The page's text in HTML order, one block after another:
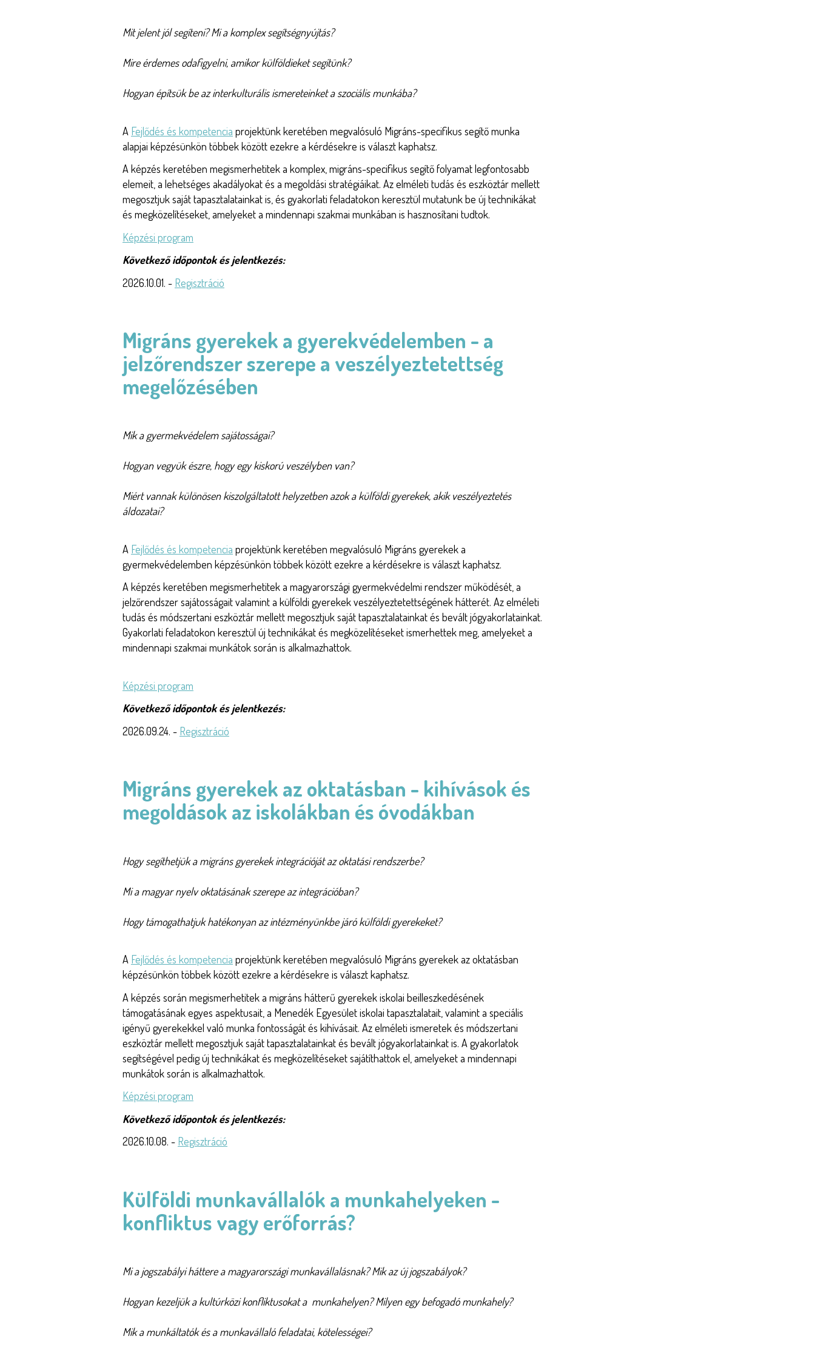
Mit jelent jól segíteni? Mi a komplex segítségnyújtás?
Mire érdemes odafigyelni, amikor külföldieket segítünk?
Hogyan építsük be az interkulturális ismereteinket a szociális munkába?
A Fejlődés és kompetencia projektünk keretében megvalósuló Migráns-specifikus segítő munka
alapjai képzésünkön többek között ezekre a kérdésekre is választ kaphatsz.
A képzés keretében megismerhetitek a komplex, migráns-specifikus segítő folyamat legfontosabb
elemeit, a lehetséges akadályokat és a megoldási stratégiáikat. Az elméleti tudás és eszköztár mellett
megosztjuk saját tapasztalatainkat is, és gyakorlati feladatokon keresztül mutatunk be új technikákat
és megközelítéseket, amelyeket a mindennapi szakmai munkában is hasznosítani tudtok.
Képzési program
Következő időpontok és jelentkezés:
2026.10.01. - Regisztráció
Migráns gyerekek a gyerekvédelemben - a
jelzőrendszer szerepe a veszélyeztetettség
megelőzésében
Mik a gyermekvédelem sajátosságai?
Hogyan vegyük észre, hogy egy kiskorú veszélyben van?
Miért vannak különösen kiszolgáltatott helyzetben azok a külföldi gyerekek, akik veszélyeztetés
áldozatai?
A Fejlődés és kompetencia projektünk keretében megvalósuló Migráns gyerekek a
gyermekvédelemben képzésünkön többek között ezekre a kérdésekre is választ kaphatsz.
A képzés keretében megismerhetitek a magyarországi gyermekvédelmi rendszer működését, a
jelzőrendszer sajátosságait valamint a külföldi gyerekek veszélyeztetettségének hátterét. Az elméleti
tudás és módszertani eszköztár mellett megosztjuk saját tapasztalatainkat és bevált jógyakorlatainkat.
Gyakorlati feladatokon keresztül új technikákat és megközelítéseket ismerhettek meg, amelyeket a
mindennapi szakmai munkátok során is alkalmazhattok.
Képzési program
Következő időpontok és jelentkezés:
2026.09.24. - Regisztráció
Migráns gyerekek az oktatásban - kihívások és
megoldások az iskolákban és óvodákban
Hogy segíthetjük a migráns gyerekek integrációját az oktatási rendszerbe?
Mi a magyar nyelv oktatásának szerepe az integrációban?
Hogy támogathatjuk hatékonyan az intézményünkbe járó külföldi gyerekeket?
A Fejlődés és kompetencia projektünk keretében megvalósuló Migráns gyerekek az oktatásban
képzésünkön többek között ezekre a kérdésekre is választ kaphatsz.
A képzés során megismerhetitek a migráns hátterű gyerekek iskolai beilleszkedésének
támogatásának egyes aspektusait, a Menedék Egyesület iskolai tapasztalatait, valamint a speciális
igényű gyerekekkel való munka fontosságát és kihívásait. Az elméleti ismeretek és módszertani
eszköztár mellett megosztjuk saját tapasztalatainkat és bevált jógyakorlatainkat is. A gyakorlatok
segítségével pedig új technikákat és megközelítéseket sajátíthattok el, amelyeket a mindennapi
munkátok során is alkalmazhattok.
Képzési program
Következő időpontok és jelentkezés:
2026.10.08. - Regisztráció
Külföldi munkavállalók a munkahelyeken -
konfliktus vagy erőforrás?
Mi a jogszabályi háttere a magyarországi munkavállalásnak? Mik az új jogszabályok?
Hogyan kezeljük a kultúrközi konfliktusokat a munkahelyen? Milyen egy befogadó munkahely?
Mik a munkáltatók és a munkavállaló feladatai, kötelességei?